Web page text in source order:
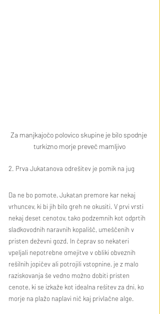
Za manjkajočo polovico skupine je bilo spodnje
turkizno morje preveč mamljivo
2. Prva Jukatanova odrešitev je pomik na jug
Da ne bo pomote, Jukatan premore kar nekaj
vrhuncev, ki bi jih bilo greh ne okusiti. V prvi vrsti
nekaj deset cenotov, tako podzemnih kot odprtih
sladkovodnih naravnih kopališč, umeščenih v
pristen deževni gozd. In čeprav so nekateri
vpeljali nepotrebne omejitve v obliki obveznih
rešilnih jopičev ali potrojili vstopnine, je z malo
raziskovanja še vedno možno dobiti pristen
cenote, ki se izkaže kot idealna rešitev za dni, ko
morje na plažo naplavi nič kaj privlačne alge.